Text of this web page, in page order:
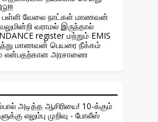
பள்ளி வேலை நாட்கள் மாணவன்
வராமல் இருந்தால்
register மற்றும் EMIS
மாணவன் பெயரை நீக்கம்
என்பதற்கான அரசாணை
அடித்த ஆசிரியை! 10-க்கும்
எலும்பு முறிவு - போலீஸ்